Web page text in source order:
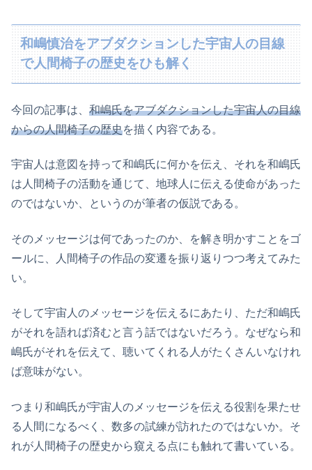
和嶋慎治をアブダクションした宇宙人の目線
で人間椅子の歴史をひも解く
今回の記事は、 和嶋氏をアブダクションした宇宙人の目線
からの人間椅子の歴史を描く内容である。
宇宙人は意図を持って和嶋氏に何かを伝え、それを和嶋氏
は人間椅子の活動を通じて、地球人に伝える使命があった
のではないか、というのが筆者の仮説である。
そのメッセージは何であったのか、を解き明かすことをゴ
ールに、人間椅子の作品の変遷を振り返りつつ考えてみた
い。
そして宇宙人のメッセージを伝えるにあたり、ただ和嶋氏
がそれを語れば済むと言う話ではないだろう。なぜなら和
嶋氏がそれを伝えて、聴いてくれる人がたくさんいなけれ
ば意味がない。
つまり和嶋氏が宇宙人のメッセージを伝える役割を果たせ
る人間になるべく、数多の試練が訪れたのではないか。そ
れが人間椅子の歴史から窺える点にも触れて書いている。